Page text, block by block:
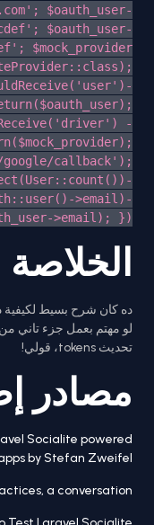
'; $oauth_user-
$oauth_user-
$mock_provider
-
callback');
>email)-
>email); }); });
الخلاصة
لو مهتم بعمل جزء تاني
تحديث tokens، قولي!
مصادر
Socialite powered
by Stefan Zweifel
a conversation